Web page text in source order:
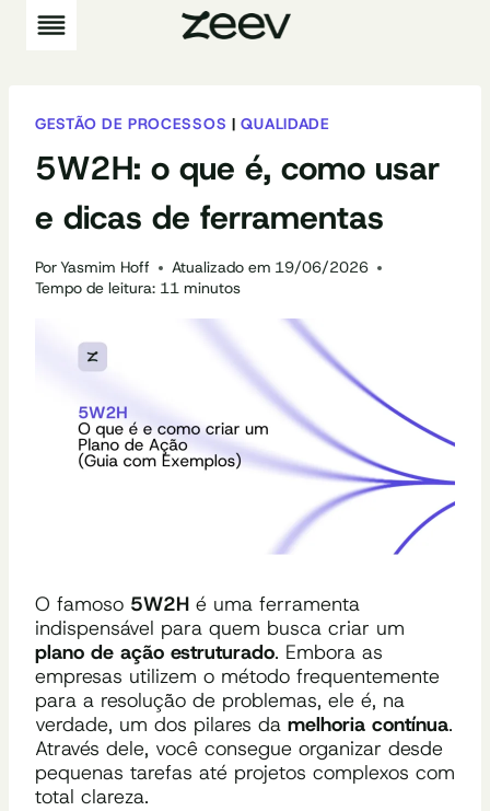
Pular
para
GESTÃO DE PROCESSOS |QUALIDADE
5W2H: o que é, como usar
e dicas de ferramentas
PorYasmim Hoff Atualizado em 19/06/2026
Tempo de leitura: 11 minutos
O famoso 5W2H é uma ferramenta
indispensável para quem busca criar um
plano de ação estruturado. Embora as
empresas utilizem o método frequentemente
para a resolução de problemas, ele é, na
verdade, um dos pilares da melhoria contínua.
Através dele, você consegue organizar desde
pequenas tarefas até projetos complexos com
total clareza.